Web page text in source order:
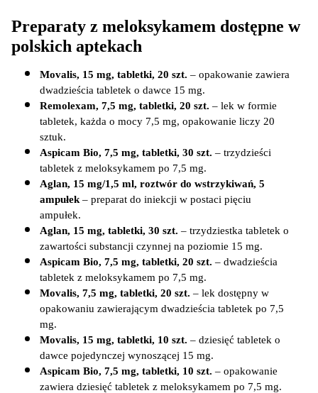
Preparaty z meloksykamem dostępne w
polskich aptekach
Movalis, 15 mg, tabletki, 20 szt. – opakowanie zawiera
dwadzieścia tabletek o dawce 15 mg.
Remolexam, 7,5 mg, tabletki, 20 szt. – lek w formie
tabletek, każda o mocy 7,5 mg, opakowanie liczy 20
sztuk.
Aspicam Bio, 7,5 mg, tabletki, 30 szt. – trzydzieści
tabletek z meloksykamem po 7,5 mg.
Aglan, 15 mg/1,5 ml, roztwór do wstrzykiwań, 5
ampułek – preparat do iniekcji w postaci pięciu
ampułek.
Aglan, 15 mg, tabletki, 30 szt. – trzydziestka tabletek o
zawartości substancji czynnej na poziomie 15 mg.
Aspicam Bio, 7,5 mg, tabletki, 20 szt. – dwadzieścia
tabletek z meloksykamem po 7,5 mg.
Movalis, 7,5 mg, tabletki, 20 szt. – lek dostępny w
opakowaniu zawierającym dwadzieścia tabletek po 7,5
mg.
Movalis, 15 mg, tabletki, 10 szt. – dziesięć tabletek o
dawce pojedynczej wynoszącej 15 mg.
Aspicam Bio, 7,5 mg, tabletki, 10 szt. – opakowanie
zawiera dziesięć tabletek z meloksykamem po 7,5 mg.